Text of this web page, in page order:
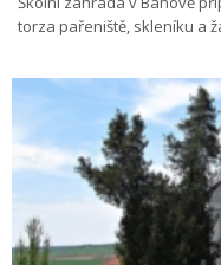
torza pařeniště, skleníku a